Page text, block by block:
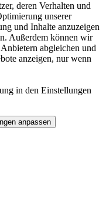
deren Verhalten und
unserer
und Inhalte anzuzeigen
Außerdem können wir
abgleichen und
anzeigen, nur wenn
in den Einstellungen
anpassen